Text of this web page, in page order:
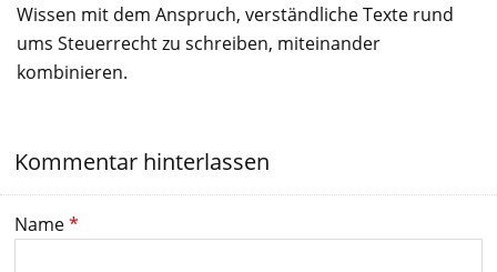
Wissen mit dem Anspruch, verständliche Texte rund
ums Steuerrecht zu schreiben, miteinander
kombinieren.
Kommentar hinterlassen
Name*